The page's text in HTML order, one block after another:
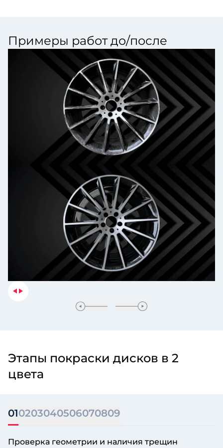
Примеры работ до/после
Этапы покраски дисков в 2
цвета
010203040506070809
Проверка геометрии и наличия трещин